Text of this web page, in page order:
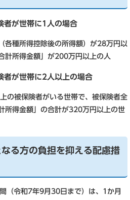
者が世帯に1人の場合
各種所得控除後の所得額）が28万円以
計所得金額」が200万円以上の人
者が世帯に2人以上の場合
の被保険者がいる世帯で、被保険者全
所得金額」の合計が320万円以上の世
る方の負担を抑える配慮措
（令和7年9月30日まで）は、1か月